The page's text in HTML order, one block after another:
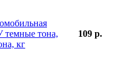
тона,
кг
109 р.